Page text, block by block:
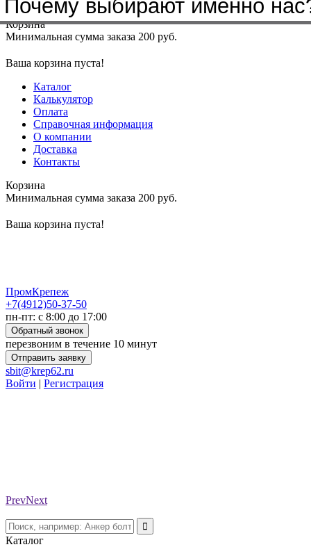
Меню+7(4912)50-37-50sbit@krep62.ru
Корзина
Минимальная сумма заказа 200 руб.
Ваша корзина пуста!
Каталог
Калькулятор
Оплата
Справочная информация
О компании
Доставка
Контакты
Корзина
Минимальная сумма заказа 200 руб.
Ваша корзина пуста!
ПромКрепеж
+7(4912)50-37-50
пн-пт: с 8:00 до 17:00
Обратный звонок
перезвоним в течение 10 минут
Отправить заявку
sbit@krep62.ru
Войти | Регистрация
PrevNext
Каталог
Почему выбирают именно